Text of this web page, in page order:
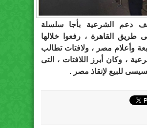
دعم الشرعية بأجا سلسلة
طريق القاهرة ، رفعوا خلالها
وأعلام مصر ، ولافتات تطالب
، وكان أبرز اللافتات ، التى
للبيع لإنقاذ مصر .